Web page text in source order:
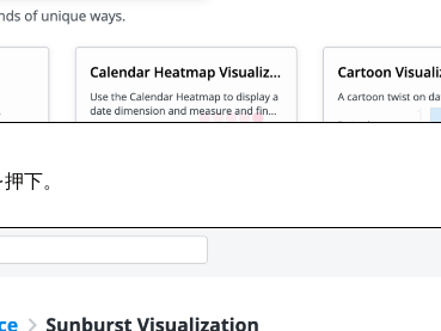
下。